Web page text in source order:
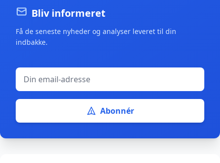
Bliv informeret
Få de seneste nyheder og analyser leveret til din
indbakke.
Abonnér